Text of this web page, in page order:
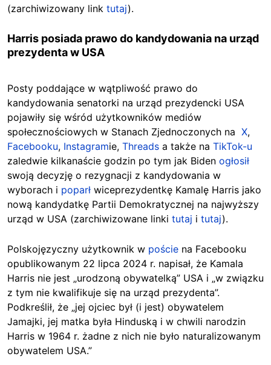
(zarchiwizowany link tutaj).
Harris posiada prawo do kandydowania na urząd
prezydenta w USA
Posty poddające w wątpliwość prawo do
kandydowania senatorki na urząd prezydencki USA
pojawiły się wśród użytkowników mediów
społecznościowych w Stanach Zjednoczonych na X,
Facebooku, Instagramie, Threads a także na TikTok-u
zaledwie kilkanaście godzin po tym jak Biden ogłosił
swoją decyzję o rezygnacji z kandydowania w
wyborach i poparł wiceprezydentkę Kamalę Harris jako
nową kandydatkę Partii Demokratycznej na najwyższy
urząd w USA (zarchiwizowane linki tutaj i tutaj).
Polskojęzyczny użytkownik w poście na Facebooku
opublikowanym 22 lipca 2024 r. napisał, że Kamala
Harris nie jest „urodzoną obywatelką” USA i „w związku
z tym nie kwalifikuje się na urząd prezydenta”.
Podkreślił, że „jej ojciec był (i jest) obywatelem
Jamajki, jej matka była Hinduską i w chwili narodzin
Harris w 1964 r. żadne z nich nie było naturalizowanym
obywatelem USA.”